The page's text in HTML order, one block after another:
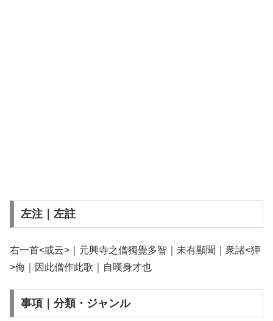
左注｜左註
右一首<或云>｜元興寺之僧獨覺多智｜未有顯聞｜衆諸<狎
>侮｜因此僧作此歌｜自嘆身才也
事項｜分類・ジャンル